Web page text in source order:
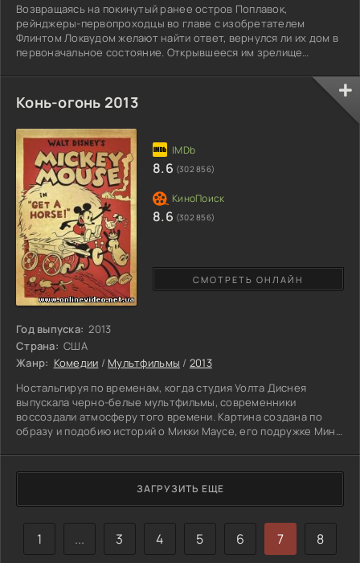
Возвращаясь на покинутый ранее остров Поплавок,
рейнджеры-первопроходцы во главе с изобретателем
Флинтом Локвудом желают найти ответ, вернулся ли их дом в
первоначальное состояние. Открывшееся им зрелище
гастрономии. Машина, которую создал Локвуд, работает по
сей день. Она породила целый ряд новых видов звере-и
фитоеды. Но помимо симпатичных созданий есть и ужасные
дрянь. Все это многообразие
Конь-огонь 2013
Год выпуска: 2013
Страна: США
Жанр: Комедии / Мультфильмы / 2013
Ностальгируя по временам, когда студия Уолта Диснея
выпускала черно-белые мультфильмы, современники
воссоздали атмосферу того времени. Картина создана по
образу и подобию историй о Микки Маусе, его подружке Мини
черно-белого мира жизнерадостный Конь-огонь собирает
веселую толпу. Он рад подвести каждого. В данном случая
авторы нового сюжета выдержали поучительную ноту,
присутствовавшую в старых мультфильмах. Скромной Мини
СМОТРЕТЬ ОНЛАЙН
8.6 (302 856)
8.6 (302 856)
ЗАГРУЗИТЬ ЕЩЕ
1 ... 3 4 5 6 7 8